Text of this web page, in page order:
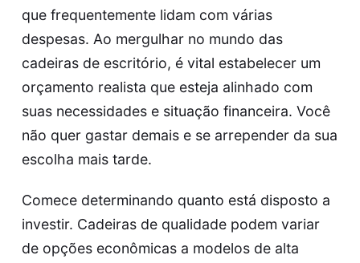
que frequentemente lidam com várias
despesas. Ao mergulhar no mundo das
cadeiras de escritório, é vital estabelecer um
orçamento realista que esteja alinhado com
suas necessidades e situação financeira. Você
não quer gastar demais e se arrepender da sua
escolha mais tarde.
Comece determinando quanto está disposto a
investir. Cadeiras de qualidade podem variar
de opções econômicas a modelos de alta